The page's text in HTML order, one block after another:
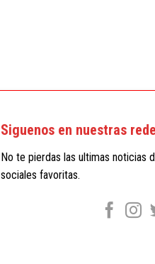
Siguenos en nuestras
No te pierdas las ultimas noticias
sociales favoritas.